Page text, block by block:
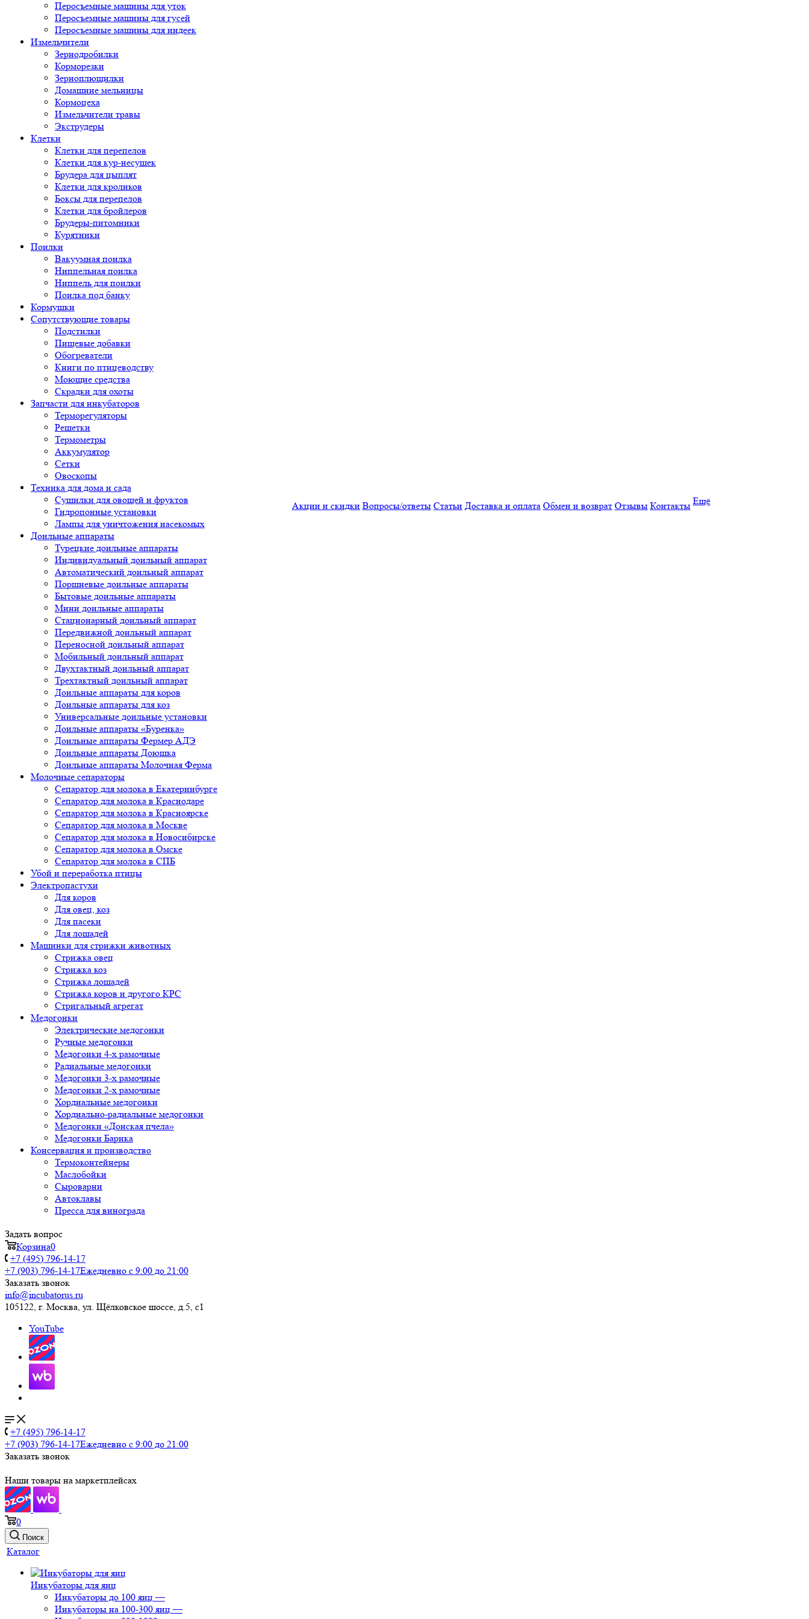
Перосъемные машины для уток
Перосъемные машины для гусей
Перосъемные машины для индеек
Измельчители
Зернодробилки
Корморезки
Зерноплющилки
Домашние мельницы
Кормоцеха
Измельчители травы
Экструдеры
Клетки
Клетки для перепелов
Клетки для кур-несушек
Брудера для цыплят
Клетки для кроликов
Боксы для перепелов
Клетки для бройлеров
Брудеры-питомники
Курятники
Поилки
Вакуумная поилка
Ниппельная поилка
Ниппель для поилки
Поилка под банку
Кормушки
Сопутствующие товары
Подстилки
Пищевые добавки
Обогреватели
Книги по птицеводству
Моющие средства
Скрадки для охоты
Запчасти для инкубаторов
Терморегуляторы
Решетки
Термометры
Аккумулятор
Сетки
Овоскопы
Техника для дома и сада
Сушилки для овощей и фруктов
Гидропонные установки
Лампы для уничтожения насекомых
Доильные аппараты
Турецкие доильные аппараты
Индивидуальный доильный аппарат
Автоматический доильный аппарат
Поршневые доильные аппараты
Бытовые доильные аппараты
Мини доильные аппараты
Стационарный доильный аппарат
Передвижной доильный аппарат
Переносной доильный аппарат
Мобильный доильный аппарат
Двухтактный доильный аппарат
Трехтактный доильный аппарат
Доильные аппараты для коров
Доильные аппараты для коз
Универсальные доильные установки
Доильные аппараты «Буренка»
Доильные аппараты Фермер АДЭ
Доильные аппараты Доюшка
Доильные аппараты Молочная Ферма
Молочные сепараторы
Сепаратор для молока в Екатеринбурге
Сепаратор для молока в Краснодаре
Сепаратор для молока в Красноярске
Сепаратор для молока в Москве
Сепаратор для молока в Новосибирске
Сепаратор для молока в Омске
Сепаратор для молока в СПБ
Убой и переработка птицы
Электропастухи
Для коров
Для овец, коз
Для пасеки
Для лошадей
Машинки для стрижки животных
Стрижка овец
Стрижка коз
Стрижка лошадей
Стрижка коров и другого КРС
Стригальный агрегат
Медогонки
Электрические медогонки
Ручные медогонки
Медогонки 4-х рамочные
Радиальные медогонки
Медогонки 3-х рамочные
Медогонки 2-х рамочные
Хордиальные медогонки
Хордиально-радиальные медогонки
Медогонки «Донская пчела»
Медогонки Барика
Консервация и производство
Термоконтейнеры
Маслобойки
Сыроварни
Автоклавы
Пресса для винограда
Акции и скидки Вопросы/ответы Статьи Доставка и оплата Обмен и возврат Отзывы Контакты Ещё
Задать вопрос
Корзина0
+7 (495) 796-14-17
+7 (903) 796-14-17Ежедневно с 9:00 до 21:00
Заказать звонок
info@incubatorus.ru
105122, г. Москва, ул. Щёлковское шоссе, д.5, с1
YouTube
+7 (495) 796-14-17
+7 (903) 796-14-17Ежедневно с 9:00 до 21:00
Заказать звонок
Наши товары на маркетплейсах
0
Поиск
Каталог
Инкубаторы для яиц
Инкубаторы до 100 яиц —
Инкубаторы на 100-300 яиц —